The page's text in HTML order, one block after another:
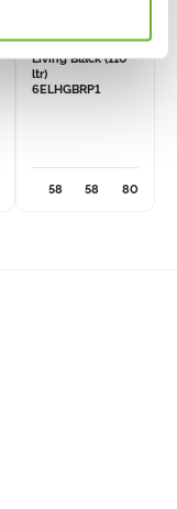
Rainbarrel Plus
Living Black (110
ltr)
6ELHGBRP1
58 58 80